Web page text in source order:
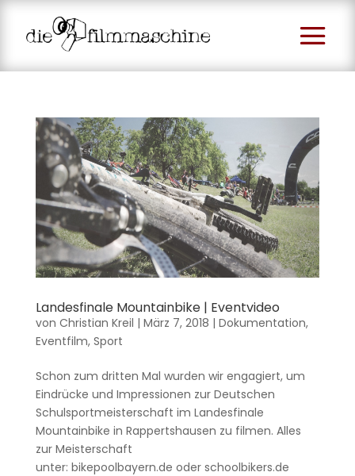
Landesfinale Mountainbike | Eventvideo
von Christian Kreil | März 7, 2018 | Dokumentation,
Eventfilm, Sport
Schon zum dritten Mal wurden wir engagiert, um
Eindrücke und Impressionen zur Deutschen
Schulsportmeisterschaft im Landesfinale
Mountainbike in Rappertshausen zu filmen. Alles
zur Meisterschaft
unter: bikepoolbayern.de oder schoolbikers.de